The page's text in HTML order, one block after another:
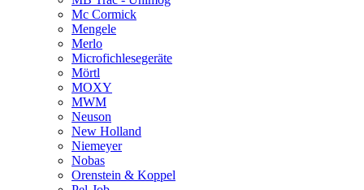
Mc Cormick
Mengele
Merlo
Microfichlesegeräte
Mörtl
MOXY
MWM
Neuson
New Holland
Niemeyer
Nobas
Orenstein & Koppel